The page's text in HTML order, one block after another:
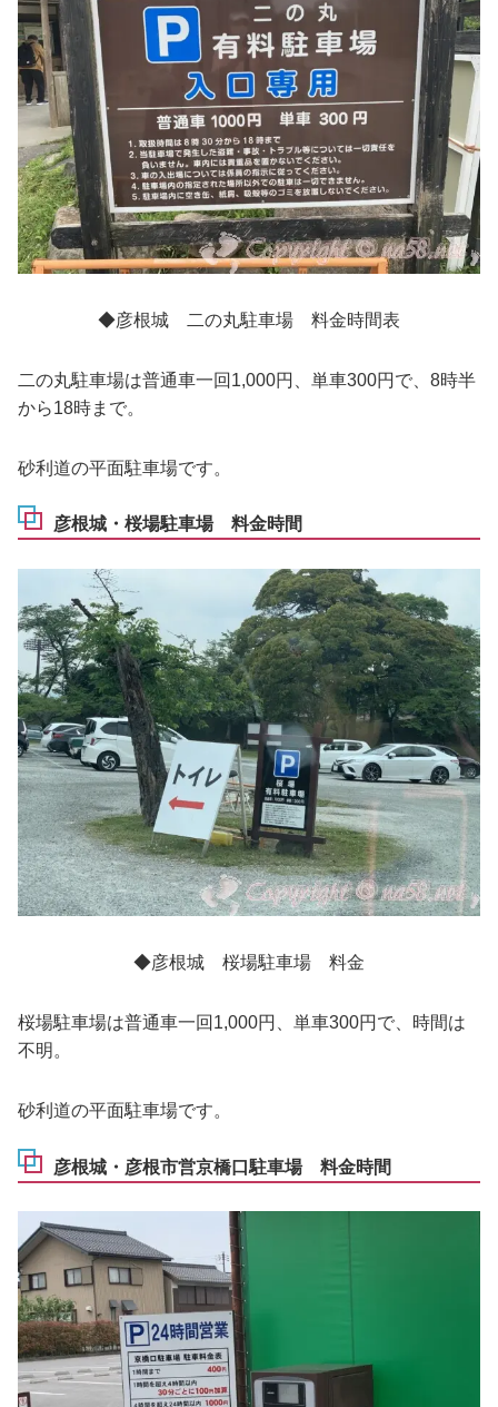
◆彦根城 二の丸駐車場 料金時間表
二の丸駐車場は普通車一回1,000円、単車300円で、8時半
から18時まで。
砂利道の平面駐車場です。
彦根城・桜場駐車場 料金時間
◆彦根城 桜場駐車場 料金
桜場駐車場は普通車一回1,000円、単車300円で、時間は
不明。
砂利道の平面駐車場です。
彦根城・彦根市営京橋口駐車場 料金時間